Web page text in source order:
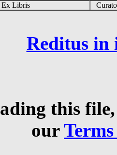
Ex Libris
Reditus in
this
our